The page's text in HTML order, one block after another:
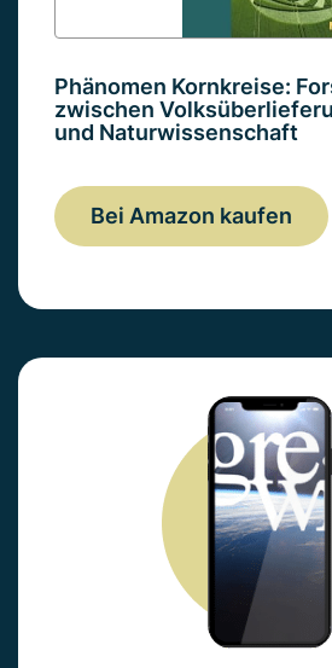
Phänomen Kornkreise:
zwischen
und Naturwissenschaft
Bei Amazon kaufen